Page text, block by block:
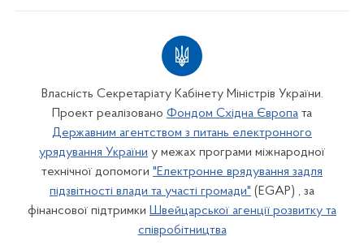
Власність Секретаріату Кабінету Міністрів України.
Проект реалізовано Фондом Східна Європа та
Державним агентством з питань електронного
урядування України у межах програми міжнародної
технічної допомоги "Електронне врядування задля
підзвітності влади та участі громади" (EGAP) , за
фінансової підтримки Швейцарської агенції розвитку та
співробітництва